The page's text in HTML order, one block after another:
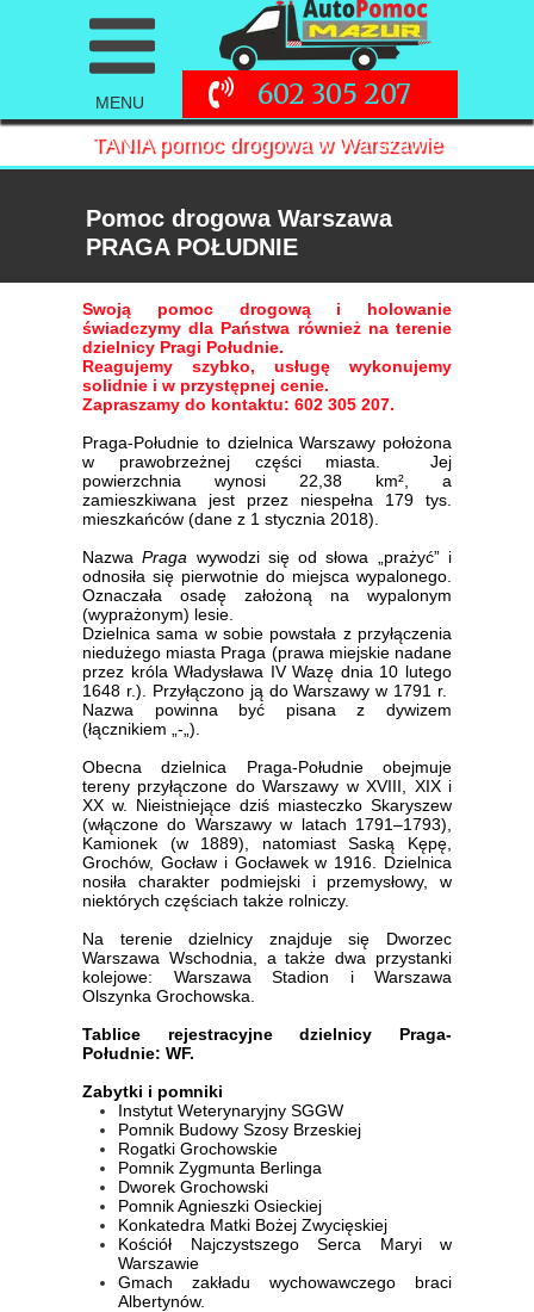
MENU
TANIA pomoc drogowa w Warszawie
602 305 207
Pomoc drogowa Warszawa
PRAGA POŁUDNIE
Swoją pomoc drogową i holowanie
świadczymy dla Państwa również na terenie
dzielnicy Pragi Południe.
Reagujemy szybko, usługę wykonujemy
solidnie i w przystępnej cenie.
Zapraszamy do kontaktu: 602 305 207.
Praga-Południe to dzielnica Warszawy położona
w prawobrzeżnej części miasta. Jej
powierzchnia wynosi 22,38 km², a
zamieszkiwana jest przez niespełna 179 tys.
mieszkańców (dane z 1 stycznia 2018).
NazwaPraga wywodzi się od słowa „prażyć” i
odnosiła się pierwotnie do miejsca wypalonego.
Oznaczała osadę założoną na wypalonym
(wyprażonym) lesie.
Dzielnica sama w sobie powstała z przyłączenia
niedużego miasta Praga (prawa miejskie nadane
przez króla Władysława IV Wazę dnia 10 lutego
1648 r.). Przyłączono ją do Warszawy w 1791 r.
Nazwa powinna być pisana z dywizem
(łącznikiem „-„).
Obecna dzielnica Praga-Południe obejmuje
tereny przyłączone do Warszawy w XVIII, XIX i
XX w. Nieistniejące dziś miasteczko Skaryszew
(włączone do Warszawy w latach 1791–1793),
Kamionek (w 1889), natomiast Saską Kępę,
Grochów, Gocław i Gocławek w 1916. Dzielnica
nosiła charakter podmiejski i przemysłowy, w
niektórych częściach także rolniczy.
Na terenie dzielnicy znajduje się Dworzec
Warszawa Wschodnia, a także dwa przystanki
kolejowe: Warszawa Stadion i Warszawa
Olszynka Grochowska.
Tablice rejestracyjne dzielnicy Praga-
Południe: WF.
Zabytki i pomniki
Instytut Weterynaryjny SGGW
Pomnik Budowy Szosy Brzeskiej
Rogatki Grochowskie
Pomnik Zygmunta Berlinga
Dworek Grochowski
Pomnik Agnieszki Osieckiej
Konkatedra Matki Bożej Zwycięskiej
Kościół Najczystszego Serca Maryi w
Warszawie
Gmach zakładu wychowawczego braci
Albertynów.